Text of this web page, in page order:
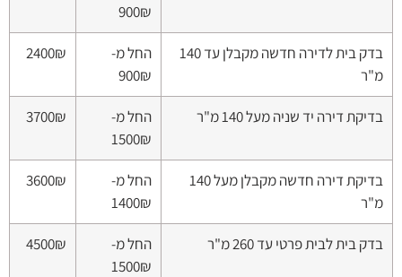
900₪
בדק בית לדירה חדשה מקבלן עד 140
מ"ר
החל מ-
900₪
2400₪
בדיקת דירה יד שניה מעל 140 מ"ר
החל מ-
1500₪
3700₪
בדיקת דירה חדשה מקבלן מעל 140
מ"ר
החל מ-
1400₪
3600₪
בדק בית לבית פרטי עד 260 מ"ר
החל מ-
1500₪
4500₪